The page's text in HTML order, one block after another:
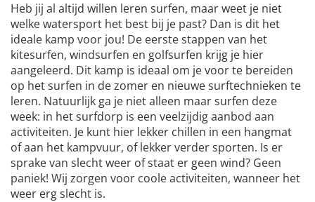
Heb jij al altijd willen leren surfen, maar weet je niet
welke watersport het best bij je past? Dan is dit het
ideale kamp voor jou! De eerste stappen van het
kitesurfen, windsurfen en golfsurfen krijg je hier
aangeleerd. Dit kamp is ideaal om je voor te bereiden
op het surfen in de zomer en nieuwe surftechnieken te
leren. Natuurlijk ga je niet alleen maar surfen deze
week: in het surfdorp is een veelzijdig aanbod aan
activiteiten. Je kunt hier lekker chillen in een hangmat
of aan het kampvuur, of lekker verder sporten. Is er
sprake van slecht weer of staat er geen wind? Geen
paniek! Wij zorgen voor coole activiteiten, wanneer het
weer erg slecht is.